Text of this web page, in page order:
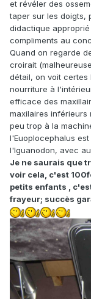
et révéler des
taper sur les doigts,
didactique
compliments au
Quand on regarde
croirait
détail, on voit certes
nourriture à
efficace des
maxilaires inférieurs
peu trop à la
l'Euoplocephalus
l'Iguanodon, avec
Je ne saurais que
voir cela, c'est
petits enfants ,
frayeur; succès